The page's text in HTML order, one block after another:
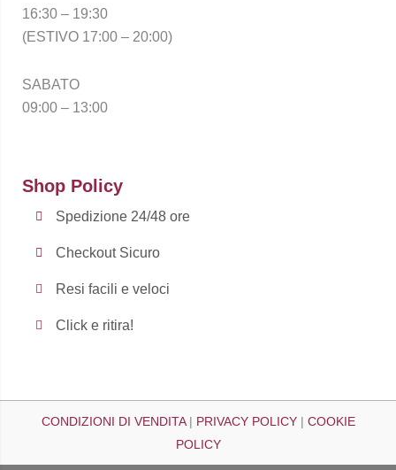
16:30 – 19:30
(ESTIVO 17:00 – 20:00)
SABATO
09:00 – 13:00
Shop Policy
Spedizione 24/48 ore
Checkout Sicuro
Resi facili e veloci
Click e ritira!
CONDIZIONI DI VENDITA| PRIVACY POLICY| COOKIE
POLICY